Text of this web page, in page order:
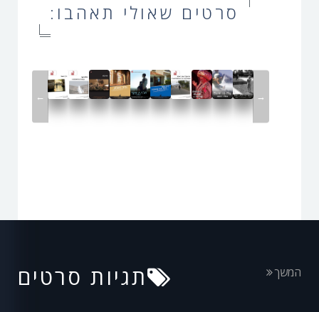
סרטים שאולי תאהבו:
← →
תגיות סרטים המשך